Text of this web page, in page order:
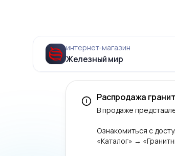
интернет‑магазин
Железный мир
Распродажа
В продаже
Ознакомиться с
«Каталог» →